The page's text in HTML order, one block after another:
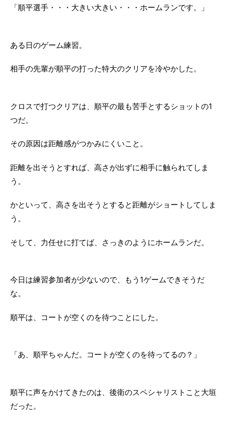
「順平選手・・・大きい大きい・・・ホームランです。」
ある日のゲーム練習。
相手の先輩が順平の打った特大のクリアを冷やかした。
クロスで打つクリアは、順平の最も苦手とするショットの1
つだ。
その原因は距離感がつかみにくいこと。
距離を出そうとすれば、高さが出ずに相手に触られてしま
う。
かといって、高さを出そうとすると距離がショートしてしま
う。
そして、力任せに打てば、さっきのようにホームランだ。
今日は練習参加者が少ないので、もう1ゲームできそうだ
な。
順平は、コートが空くのを待つことにした。
「あ、順平ちゃんだ。コートが空くのを待ってるの？」
順平に声をかけてきたのは、後衛のスペシャリストこと大垣
だった。